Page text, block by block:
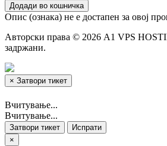
Додади во кошничка
Опис (ознака) не е достапен за овој
Авторски права © 2026 A1 VPS
задржани.
× Затвори тикет
Вчитување...
Вчитување...
Затвори тикет
Испрати
×